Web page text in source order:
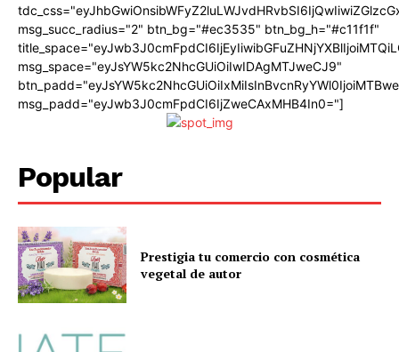
msg_succ_radius="2" btn_bg="#ec3535" btn_bg_h="#c11f1f"
msg_space="eyJsYW5kc2NhcGUiOiIwIDAgMTJweCJ9"
msg_padd="eyJwb3J0cmFpdCI6IjZweCAxMHB4In0="]
Popular
Prestigia tu comercio con cosmética
vegetal de autor